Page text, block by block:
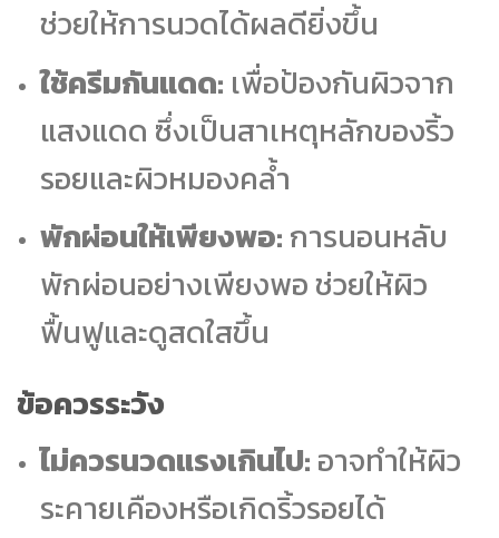
ช่วยให้การนวดได้ผลดียิ่งขึ้น
ใช้ครีมกันแดด: เพื่อป้องกันผิวจาก
แสงแดด ซึ่งเป็นสาเหตุหลักของริ้ว
รอยและผิวหมองคล้ำ
พักผ่อนให้เพียงพอ:การนอนหลับ
พักผ่อนอย่างเพียงพอ ช่วยให้ผิว
ฟื้นฟูและดูสดใสขึ้น
ข้อควรระวัง
ไม่ควรนวดแรงเกินไป:อาจทำให้ผิว
ระคายเคืองหรือเกิดริ้วรอยได้